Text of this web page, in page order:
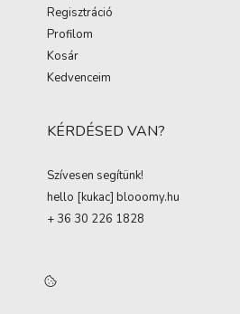
Regisztráció
Profilom
Kosár
Kedvenceim
KÉRDÉSED VAN?
Szívesen segítünk!
hello [kukac] blooomy.hu
+ 36 30 226 1828